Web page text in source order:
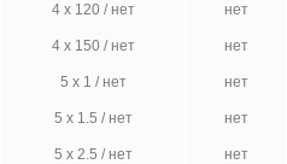
4 х 120 / нет нет
4 х 150 / нет нет
5 х 1 / нет нет
5 х 1.5 / нет нет
5 х 2.5 / нет нет